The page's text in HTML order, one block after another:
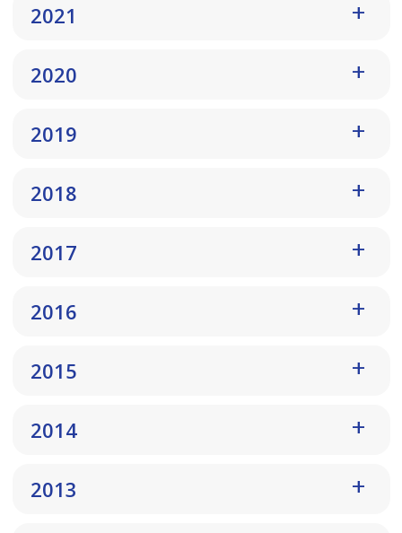
2021
2020
2019
2018
2017
2016
2015
2014
2013